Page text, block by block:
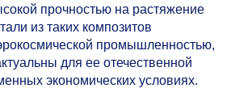
прочностью на растяжение
из таких композитов
промышленностью,
для ее отечественной
экономических условиях.